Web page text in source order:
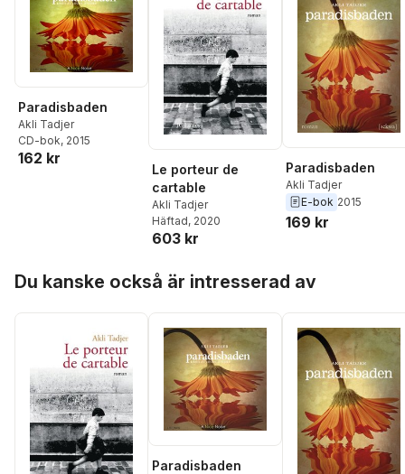
Paradisbaden
Akli Tadjer
CD-bok, 2015
162 kr
Le porteur de
cartable
Akli Tadjer
Häftad, 2020
603 kr
Paradisbaden
Akli Tadjer
E-bok 2015
169 kr
Du kanske också är intresserad av
Paradisbaden